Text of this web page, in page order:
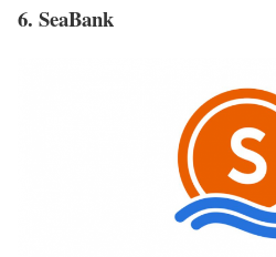
6. SeaBank